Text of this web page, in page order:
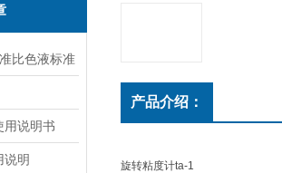
比色液标准
用说明书
说明
产品介绍：
旋转粘度计ta-1